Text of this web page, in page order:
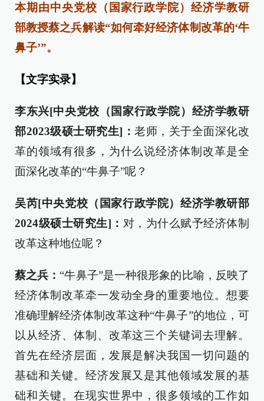
本期由中央党校（国家行政学院）经济学教研
部教授蔡之兵解读“如何牵好经济体制改革的‘牛
鼻子’”。
【文字实录】
李东兴[中央党校（国家行政学院）经济学教研
部2023级硕士研究生]：老师，关于全面深化改
革的领域有很多，为什么说经济体制改革是全
面深化改革的“牛鼻子”呢？
吴芮[中央党校（国家行政学院）经济学教研部
2024级硕士研究生]： 对，为什么赋予经济体制
改革这种地位呢？
蔡之兵： “牛鼻子”是一种很形象的比喻，反映了
经济体制改革牵一发动全身的重要地位。想要
准确理解经济体制改革这种“牛鼻子”的地位，可
以从经济、体制、改革这三个关键词去理解。
首先在经济层面，发展是解决我国一切问题的
基础和关键。经济发展又是其他领域发展的基
础和关键。在现实世界中，很多领域的工作如